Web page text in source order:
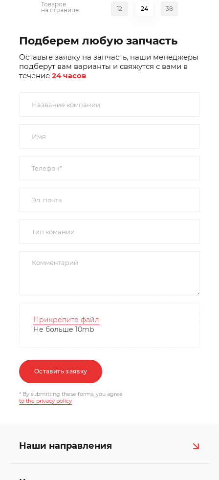
Товаров
на странице:
12 24 38
Подберем любую запчасть
Оставьте заявку на запчасть, наши менеджеры
подберут вам варианты и свяжутся с вами в
течение 24 часов
Прикрепите файл
Не больше 10mb
Оставить заявку
* By submitting these forms, you agree
to the privacy policy
Наши направления